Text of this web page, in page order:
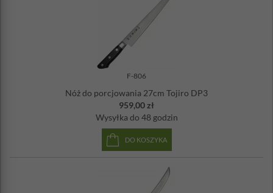
F-806
Nóż do porcjowania 27cm Tojiro DP3
959,00 zł
Wysyłka do 48 godzin
DO KOSZYKA